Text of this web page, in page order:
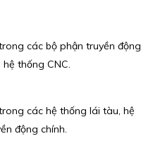
các bộ phận truyền động
thống CNC.
các hệ thống lái tàu, hệ
động chính.